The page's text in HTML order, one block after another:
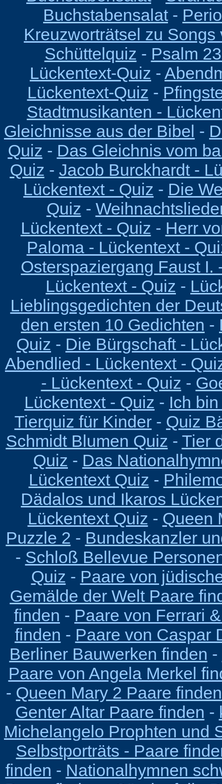
Buchstabensalat-
Kreuzworträtsel zu Songs
Schüttelquiz - Psalm
Lückentext-Quiz -
Lückentext-Quiz -
Stadtmusikanten -
Gleichnisse aus der Bibel -
Quiz - Das Gleichnis vom
Quiz - Jacob Burckhardt -
Lückentext - Quiz - Die
Quiz -
Lückentext - Quiz - Herr
Paloma - Lückentext -
Osterspaziergang Faust I.
Lückentext - Quiz -
Lieblingsgedichten der
den ersten 10 Gedichten -
Quiz - Die Bürgschaft -
Abendlied - Lückentext -
- Lückentext - Quiz -
Lückentext - Quiz - Ich
Tierquiz für Kinder - Quiz
Schmidt Blumen Quiz - Tier
Quiz - Das
Lückentext Quiz -
Dädalos und Ikaros
Lückentext Quiz - Queen
Puzzle 2 - Bundeskanzler
- Schloß Bellevue
Quiz - Paare von
Gemälde der Welt Paare
finden - Paare von Ferrari
finden - Paare von Caspar
Berliner Bauwerken finden -
Paare von Angela Merkel
- Queen Mary 2 Paare finden
Genter Altar Paare finden -
Michelangelo Prophten und
Selbstporträts - Paare
finden - Nationalhymnen